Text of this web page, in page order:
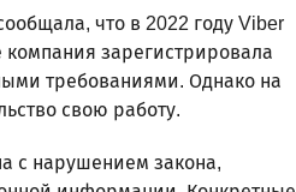
что в 2022 году Viber
зарегистрировала
требованиями. Однако на
свою работу.
с нарушением закона,